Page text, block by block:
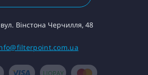
вул. Вінстона Черчилля, 48